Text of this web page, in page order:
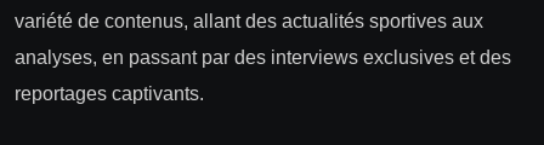
variété de contenus, allant des actualités sportives aux
analyses, en passant par des interviews exclusives et des
reportages captivants.